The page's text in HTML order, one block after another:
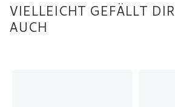
VIELLEICHT GEFÄLLT DIR
AUCH